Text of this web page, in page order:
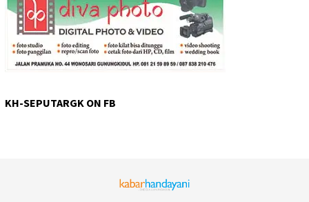
KH-SEPUTARGK ON FB